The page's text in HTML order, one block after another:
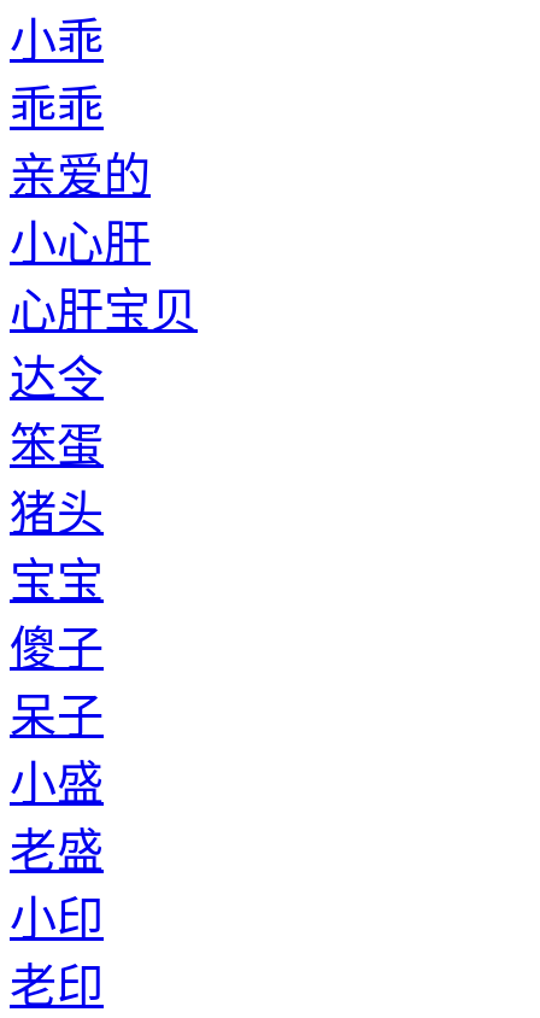
小乖
乖乖
亲爱的
小心肝
心肝宝贝
达令
笨蛋
猪头
宝宝
傻子
呆子
小盛
老盛
小印
老印